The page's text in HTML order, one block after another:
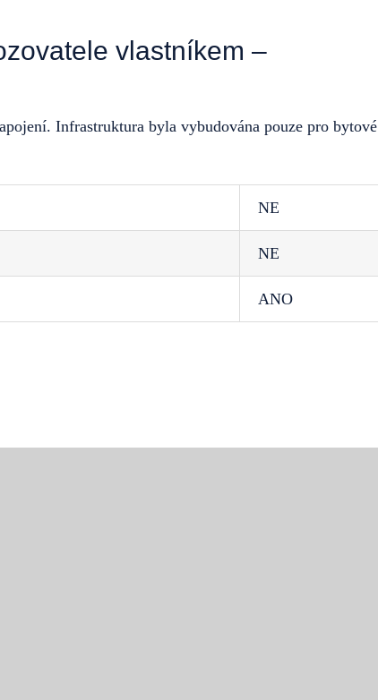
vlastníkem –
Infrastruktura byla vybudována pouze pro bytové
NE
NE
ANO